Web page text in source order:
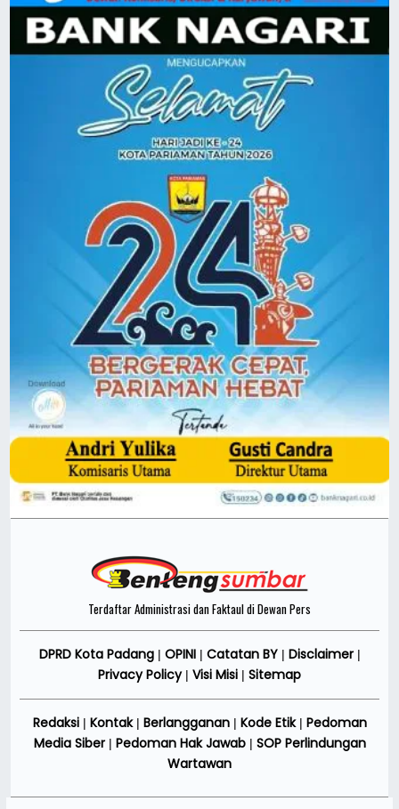
Terdaftar Administrasi dan Faktaul di Dewan Pers
DPRD Kota Padang| OPINI Catatan BY| Disclaimer|
Privacy Policy| Visi Misi Sitemap
Redaksi| Kontak| Berlangganan| Kode Etik| Pedoman
Media Siber| Pedoman Hak Jawab| SOP Perlindungan
Wartawan